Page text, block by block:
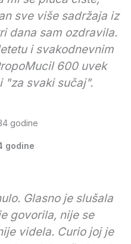
sve više sadržaja iz
dana sam ozdravila.
i svakodnevnim
600 uvek
"za svaki sučaj".
godine
Glasno je slušala
govorila, nije se
videla. Curio joj je